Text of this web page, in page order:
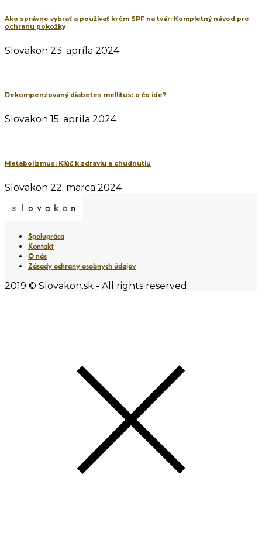
Ako správne vybrať a používať krém SPF na tvár: Kompletný návod pre
ochranu pokožky
Slovakon 23. apríla 2024
Dekompenzovaný diabetes mellitus: o čo ide?
Slovakon 15. apríla 2024
Metabolizmus: Kľúč k zdraviu a chudnutiu
Slovakon 22. marca 2024
Spolupráca
Kontakt
O nás
Zásady ochrany osobných údajov
2019 © Slovakon.sk - All rights reserved.